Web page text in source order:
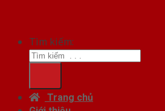
Tìm kiếm:
Trang chủ